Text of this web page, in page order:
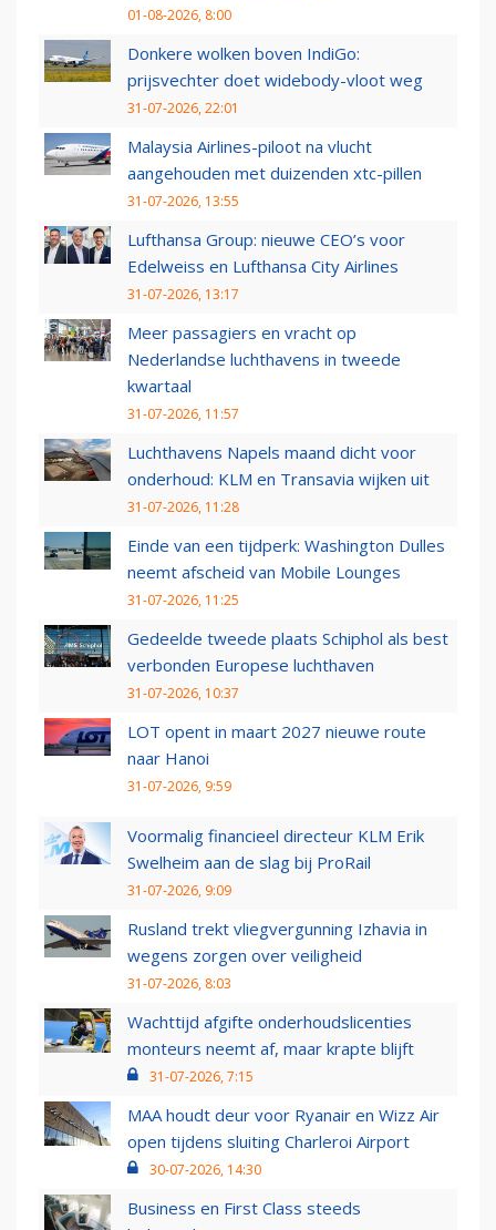
01-08-2026, 8:00
Donkere wolken boven IndiGo:
prijsvechter doet widebody-vloot weg
31-07-2026, 22:01
Malaysia Airlines-piloot na vlucht
aangehouden met duizenden xtc-pillen
31-07-2026, 13:55
Lufthansa Group: nieuwe CEO’s voor
Edelweiss en Lufthansa City Airlines
31-07-2026, 13:17
Meer passagiers en vracht op
Nederlandse luchthavens in tweede
kwartaal
31-07-2026, 11:57
Luchthavens Napels maand dicht voor
onderhoud: KLM en Transavia wijken uit
31-07-2026, 11:28
Einde van een tijdperk: Washington Dulles
neemt afscheid van Mobile Lounges
31-07-2026, 11:25
Gedeelde tweede plaats Schiphol als best
verbonden Europese luchthaven
31-07-2026, 10:37
LOT opent in maart 2027 nieuwe route
naar Hanoi
31-07-2026, 9:59
Voormalig financieel directeur KLM Erik
Swelheim aan de slag bij ProRail
31-07-2026, 9:09
Rusland trekt vliegvergunning Izhavia in
wegens zorgen over veiligheid
31-07-2026, 8:03
Wachttijd afgifte onderhoudslicenties
monteurs neemt af, maar krapte blijft
31-07-2026, 7:15
MAA houdt deur voor Ryanair en Wizz Air
open tijdens sluiting Charleroi Airport
30-07-2026, 14:30
Business en First Class steeds